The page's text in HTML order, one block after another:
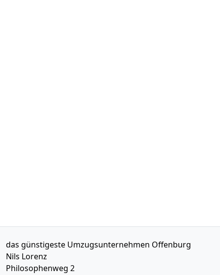
das günstigeste Umzugsunternehmen Offenburg
Nils Lorenz
Philosophenweg 2